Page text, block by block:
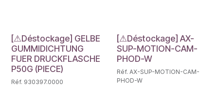
Déstockage
[⚠Déstockage] GELBE
GUMMIDICHTUNG
FUER DRUCKFLASCHE
P50G (PIECE)
Réf. 930397.0000
Déstockage
[⚠Déstockage] AX-
SUP-MOTION-CAM-
PHOD-W
Réf. AX-SUP-MOTION-CAM-
PHOD-W